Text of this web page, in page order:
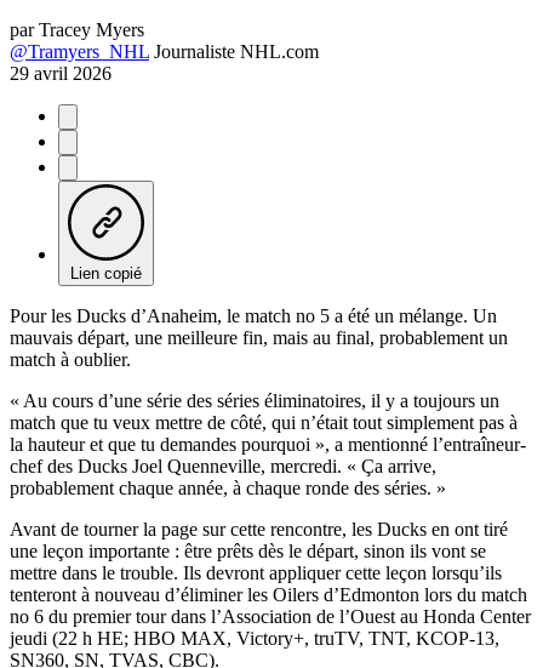
par Tracey Myers
@Tramyers_NHL Journaliste NHL.com
29 avril 2026
Lien copié
Pour les Ducks d’Anaheim, le match no 5 a été un mélange. Un
mauvais départ, une meilleure fin, mais au final, probablement un
match à oublier.
« Au cours d’une série des séries éliminatoires, il y a toujours un
match que tu veux mettre de côté, qui n’était tout simplement pas à
la hauteur et que tu demandes pourquoi », a mentionné l’entraîneur-
chef des Ducks Joel Quenneville, mercredi. « Ça arrive,
probablement chaque année, à chaque ronde des séries. »
Avant de tourner la page sur cette rencontre, les Ducks en ont tiré
une leçon importante : être prêts dès le départ, sinon ils vont se
mettre dans le trouble. Ils devront appliquer cette leçon lorsqu’ils
tenteront à nouveau d’éliminer les Oilers d’Edmonton lors du match
no 6 du premier tour dans l’Association de l’Ouest au Honda Center
jeudi (22 h HE; HBO MAX, Victory+, truTV, TNT, KCOP-13,
SN360, SN, TVAS, CBC).